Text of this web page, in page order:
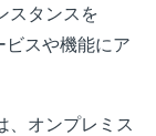
スタンスを
ビスや機能にア
、オンプレミス